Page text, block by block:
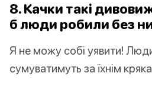
8. Качки такі
б люди робили без
Я не можу собі уявити!
сумуватимуть за їхнім